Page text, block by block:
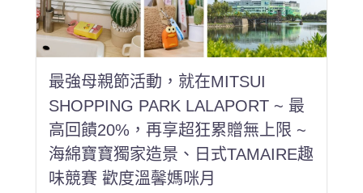
最強母親節活動，就在MITSUI
SHOPPING PARK LALAPORT ~ 最
高回饋20%，再享超狂累贈無上限 ~
海綿寶寶獨家造景、日式TAMAIRE趣
味競賽 歡度溫馨媽咪月